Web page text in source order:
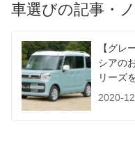
1015 -
60km定地 -
装備オプション 装備詳
車選びの記事・
【グレ
シアの
リーズ
2020-